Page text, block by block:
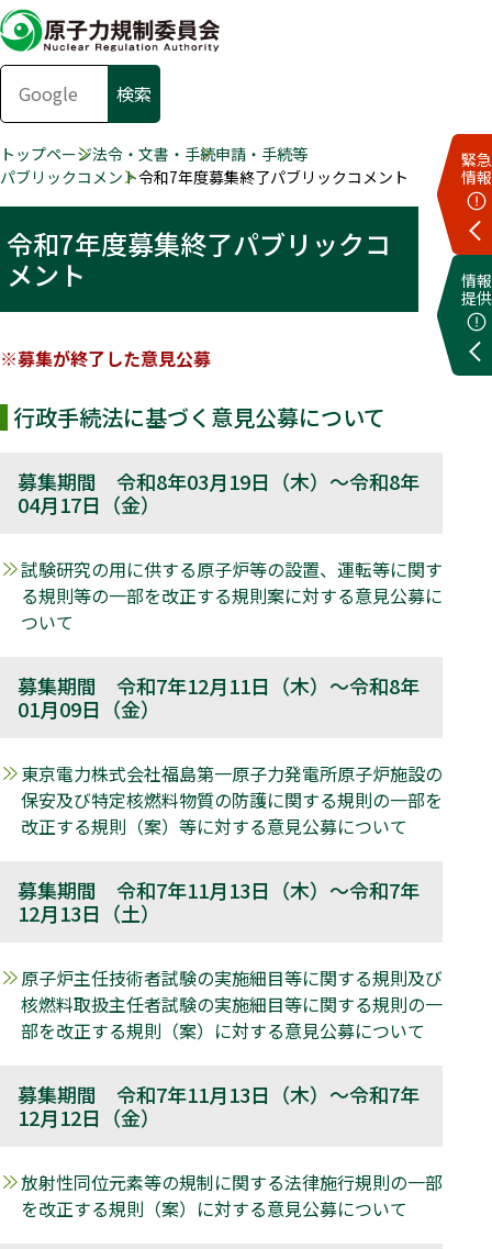
緊急
情報
情報
提供
トップページ法令・文書・手続申請・手続等
パブリックコメント令和7年度募集終了パブリックコメント
令和7年度募集終了パブリックコ
メント
※募集が終了した意見公募
行政手続法に基づく意見公募について
募集期間 令和8年03月19日（木）～令和8年
04月17日（金）
試験研究の用に供する原子炉等の設置、運転等に関す
る規則等の一部を改正する規則案に対する意見公募に
ついて
募集期間 令和7年12月11日（木）～令和8年
01月09日（金）
東京電力株式会社福島第一原子力発電所原子炉施設の
保安及び特定核燃料物質の防護に関する規則の一部を
改正する規則（案）等に対する意見公募について
募集期間 令和7年11月13日（木）～令和7年
12月13日（土）
原子炉主任技術者試験の実施細目等に関する規則及び
核燃料取扱主任者試験の実施細目等に関する規則の一
部を改正する規則（案）に対する意見公募について
募集期間 令和7年11月13日（木）～令和7年
12月12日（金）
放射性同位元素等の規制に関する法律施行規則の一部
を改正する規則（案）に対する意見公募について